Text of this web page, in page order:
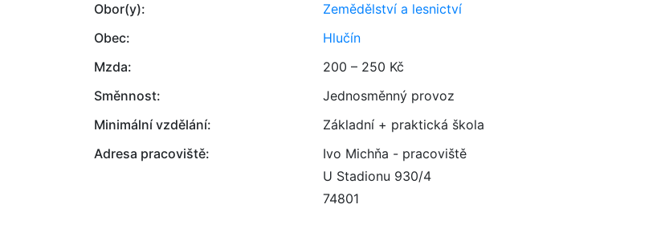
Obor(y):
Zemědělství a lesnictví
Obec:
Hlučín
Mzda:
200 – 250 Kč
Směnnost:
Jednosměnný provoz
Minimální vzdělání:
Základní + praktická škola
Adresa pracoviště:
Ivo Michňa - pracoviště
U Stadionu 930/4
74801